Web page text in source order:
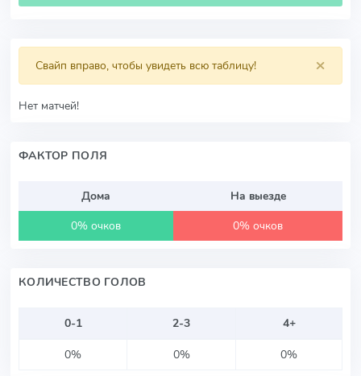
×
Свайп вправо, чтобы увидеть всю таблицу!
Нет матчей!
ФАКТОР ПОЛЯ
Дома
На выезде
0% очков
0% очков
КОЛИЧЕСТВО ГОЛОВ
0-1 2-3
4+
0%
0% 0%